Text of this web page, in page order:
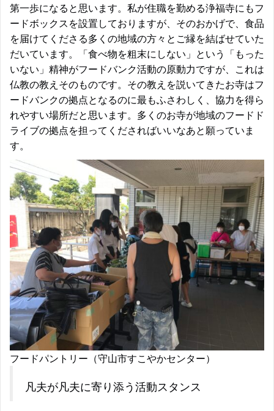
第一歩になると思います。私が住職を勤める浄福寺にもフ
ードボックスを設置しておりますが、そのおかげで、食品
を届けてくださる多くの地域の方々とご縁を結ばせていた
だいています。「食べ物を粗末にしない」という「もった
いない」精神がフードバンク活動の原動力ですが、これは
仏教の教えそのものです。その教えを説いてきたお寺はフ
ードバンクの拠点となるのに最もふさわしく、協力を得ら
れやすい場所だと思います。多くのお寺が地域のフードド
ライブの拠点を担ってくださればいいなあと願っていま
す。
フードパントリー（守山市すこやかセンター）
凡夫が凡夫に寄り添う活動スタンス